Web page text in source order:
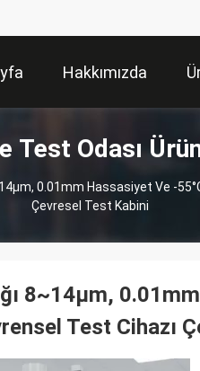
Hakkımızda
Test Odası
0.01mm Hassasiyet Ve -
Çevresel Test Kabini
8~14µm,
Test Cihazı